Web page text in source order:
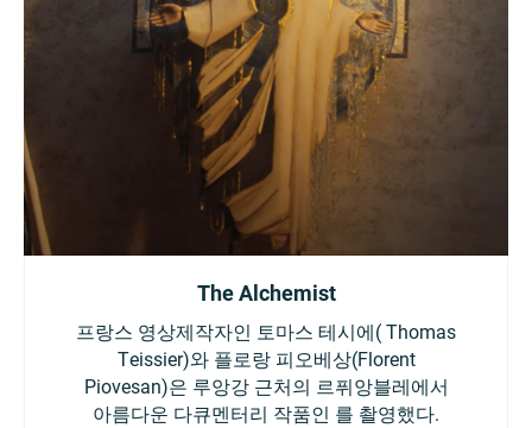
The Alchemist
프랑스 영상제작자인 토마스 테시에( Thomas
Teissier)와 플로랑 피오베상(Florent
Piovesan)은 루앙강 근처의 르퓌앙블레에서
아름다운 다큐멘터리 작품인 를 촬영했다.